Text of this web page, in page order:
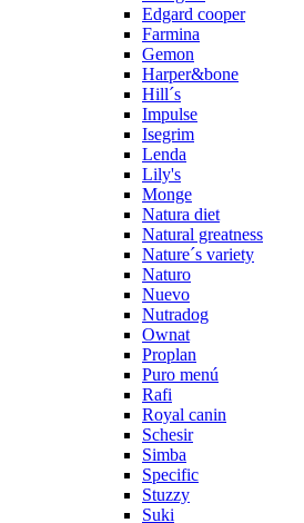
Edgard cooper
Farmina
Gemon
Harper&bone
Hill´s
Impulse
Isegrim
Lenda
Lily's
Monge
Natura diet
Natural greatness
Nature´s variety
Naturo
Nuevo
Nutradog
Ownat
Proplan
Puro menú
Rafi
Royal canin
Schesir
Simba
Specific
Stuzzy
Suki